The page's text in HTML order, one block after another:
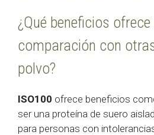
¿Qué beneficios
comparación con
polvo?
ISO100 ofrece beneficios
ser una proteína de suero
para personas con